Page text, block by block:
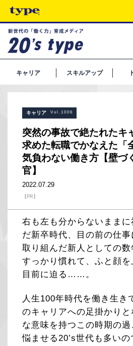
キャリア スキルアップ
キャリア Vol.1006
突然の事故で絶たれたキ
求めた転職でかなえた「
気負わない働き方【壁づ
官】
2022.07.29
【PR】
右も左も分からないまま
だ新卒時代、目の前の仕
取り組んだ新人としての
すっかり慣れて、ふと顔
目前に迫る……。
人生100年時代を働き生き
のキャリアへの足掛かり
な意味を持つこの時期の
悩ませる20’s世代も多いの